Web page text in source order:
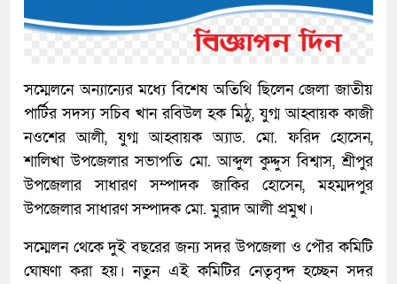
সম্মেলনে অন্যান্যের মধ্যে বিশেষ অতিথি ছিলেন জেলা জাতীয়
পার্টির সদস্য সচিব খান রবিউল হক মিঠু, যুগ্ম আহ্বায়ক কাজী
নওশের আলী, যুগ্ম আহ্বায়ক অ্যাড. মো. ফরিদ হোসেন,
শালিখা উপজেলার সভাপতি মো. আব্দুল কুদ্দুস বিশ্বাস, শ্রীপুর
উপজেলার সাধারণ সম্পাদক জাকির হোসেন, মহম্মদপুর
উপজেলার সাধারণ সম্পাদক মো. মুরাদ আলী প্রমুখ।
সম্মেলন থেকে দুই বছরের জন্য সদর উপজেলা ও পৌর কমিটি
ঘোষণা করা হয়। নতুন এই কমিটির নেতৃবৃন্দ হচ্ছেন সদর